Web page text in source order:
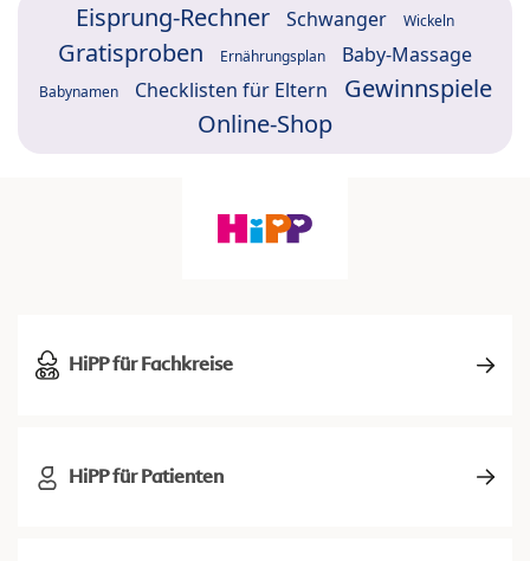
Eisprung-Rechner Schwanger Wickeln
Gratisproben Ernährungsplan Baby-Massage
Babynamen Checklisten für Eltern
Gewinnspiele
Online-Shop
HiPP für Fachkreise
HiPP für Patienten